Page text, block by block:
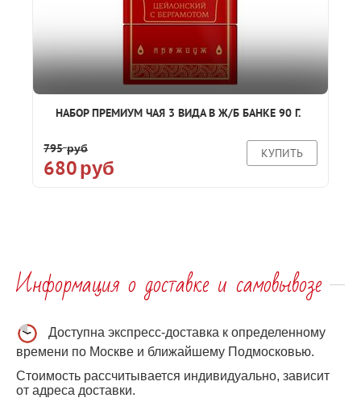
НАБОР ПРЕМИУМ ЧАЯ 3 ВИДА В Ж/Б БАНКЕ 90 Г.
795 руб
680 руб
КУПИТЬ
Информация о доставке и самовывозе
Доступна экспресс-доставка к определенному
времени по Москве и ближайшему Подмосковью.
Стоимость рассчитывается индивидуально, зависит
от адреса доставки.